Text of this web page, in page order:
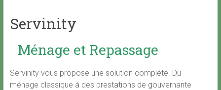
Servinity
Ménage et Repassage
Servinity vous propose une solution complète. Du
ménage classique à des prestations de gouvernante